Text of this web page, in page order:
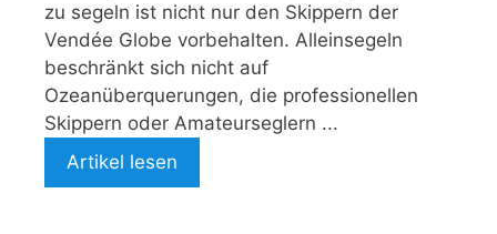
zu segeln ist nicht nur den Skippern der
Vendée Globe vorbehalten. Alleinsegeln
beschränkt sich nicht auf
Ozeanüberquerungen, die professionellen
Skippern oder Amateurseglern ...
Artikel lesen